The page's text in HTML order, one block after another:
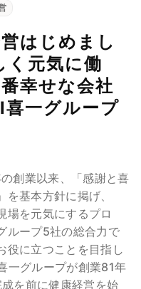
はじめまし
く元気に働
幸せな会社
一グループ
創業以来、「感謝と喜
基本方針に掲げ、
場を元気にするプロ
ループ5社の総合力で
役に立つことを目指し
一グループが創業81年
を前に健康経営を始